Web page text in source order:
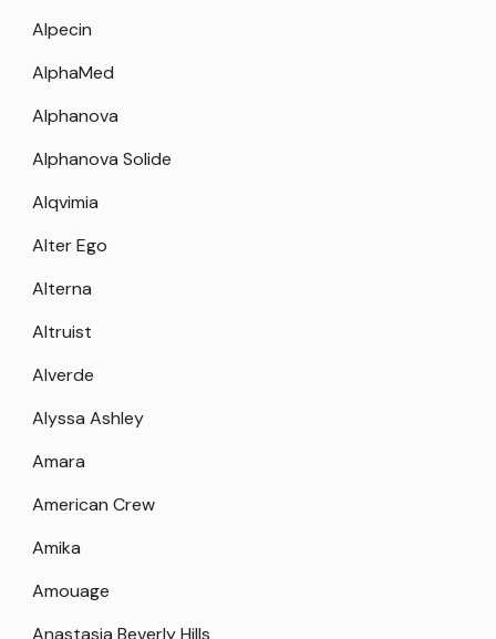
Alpecin
AlphaMed
Alphanova
Alphanova Solide
Alqvimia
Alter Ego
Alterna
Altruist
Alverde
Alyssa Ashley
Amara
American Crew
Amika
Amouage
Anastasia Beverly Hills